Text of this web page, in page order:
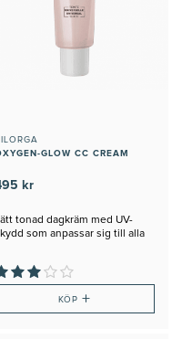
GLOW CC CREAM
kr
tonad dagkräm med UV-
som anpassar sig till alla
KÖP +